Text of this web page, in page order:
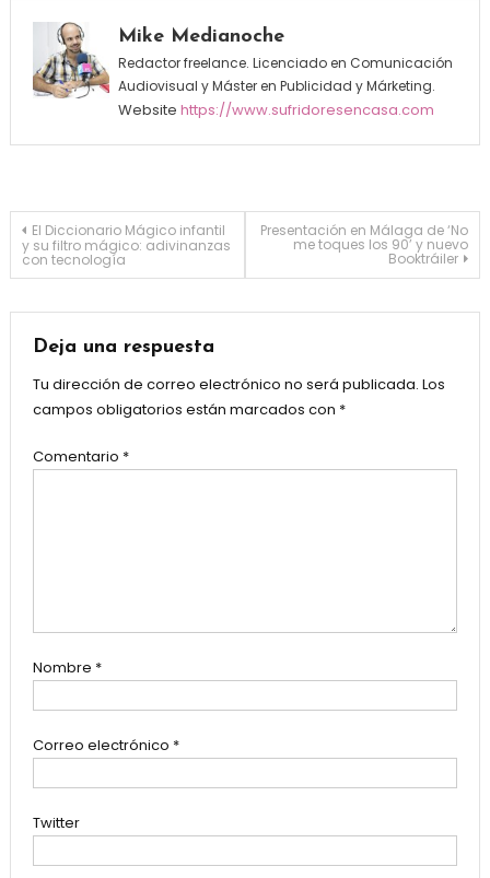
Mike Medianoche
Redactor freelance. Licenciado en Comunicación
Audiovisual y Máster en Publicidad y Márketing.
Website https://www.sufridoresencasa.com
Navegación de entradas
El Diccionario Mágico infantil
y su filtro mágico: adivinanzas
con tecnología
Presentación en Málaga de ‘No
me toques los 90’ y nuevo
Booktráiler
Deja una respuesta
Tu dirección de correo electrónico no será publicada. Los
campos obligatorios están marcados con *
Comentario *
Nombre *
Correo electrónico *
Twitter